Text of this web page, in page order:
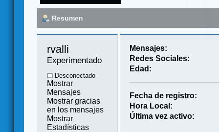
Resumen
rvalli
Experimentado
Desconectado
Mostrar
Mensajes
Mostrar gracias
en los mensajes
Mostrar
Estadísticas
Mensajes:
Redes Sociales:
Edad:
Fecha de registro:
Hora Local:
Última vez activo: